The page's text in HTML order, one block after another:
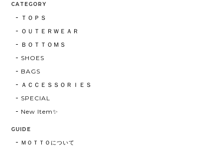
CATEGORY
ＴＯＰＳ
ＯＵＴＥＲＷＥＡＲ
ＢＯＴＴＯＭＳ
SHOES
BAGS
ＡＣＣＥＳＳＯＲＩＥＳ
SPECIAL
New Item✨
GUIDE
ＭＯＴＴＯについて